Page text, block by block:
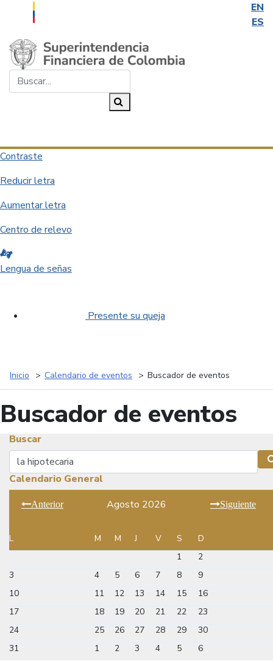
EN
ES
Saltar al contenido principal
Contraste
Reducir letra
Aumentar letra
Centro de relevo
Lengua de señas
Presente su queja
Inicio Calendario de eventos Buscador de eventos
Buscador de eventos
Buscar
Buscar
Calendario General
Anterior Agosto 2026 Siguiente
L M M J V S
D
1
2
3
4 5 6 7 8
9
10
11 12 13 14 15
16
17
18 19 20 21 22
23
24
25 26 27 28 29
30
31
1 2 3 4 5 6